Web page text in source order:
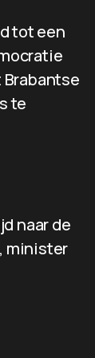
tot een
Brabantse
te
naar de
minister